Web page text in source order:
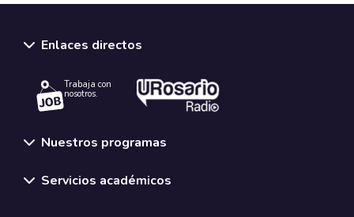
Enlaces directos
Trabaja con
nosotros.
Nuestros programas
Servicios académicos